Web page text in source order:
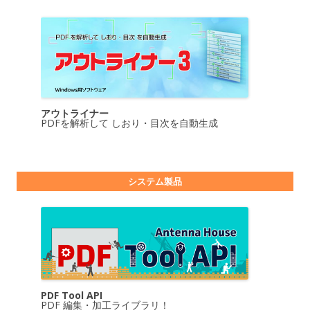
アウトライナー
PDFを解析して しおり・目次を自動生成
システム製品
PDF Tool API
PDF 編集・加工ライブラリ！